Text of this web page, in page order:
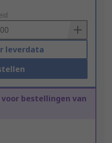
leverdata
voor bestellingen van